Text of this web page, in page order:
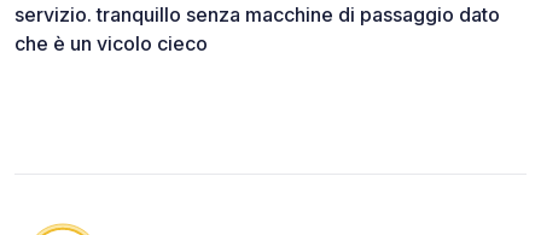
servizio. tranquillo senza macchine di passaggio dato
che è un vicolo cieco